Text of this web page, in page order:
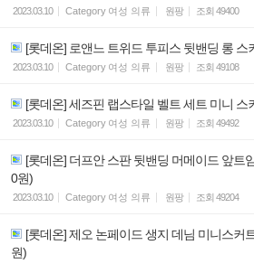
2023.03.10 Category 여성 의류 원팡 조회 49400
[롯데온] 로앤느 트위드 투피스 뒷밴딩 롱 스
2023.03.10 Category 여성 의류 원팡 조회 49108
[롯데온] 세즈핀 랩스타일 벨트 세트 미니 스
2023.03.10 Category 여성 의류 원팡 조회 49492
[롯데온] 더프안 스판 뒷밴딩 머메이드 앞트
0원)
2023.03.10 Category 여성 의류 원팡 조회 49204
[롯데온] 제오 논페이드 생지 데님 미니스커
원)